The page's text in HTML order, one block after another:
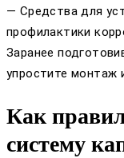
— Средства для
профилактики
Заранее
упростите монтаж
Как
систему